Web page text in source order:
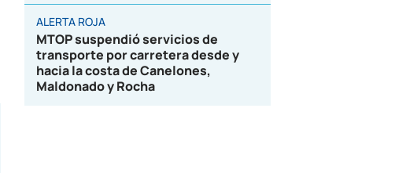
ALERTA ROJA
MTOP suspendió servicios de
transporte por carretera desde y
hacia la costa de Canelones,
Maldonado y Rocha